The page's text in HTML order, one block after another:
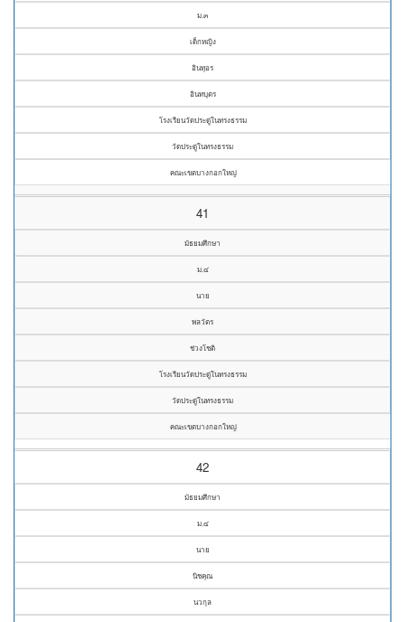
ม.๓
เด็กหญิง
อินทุอร
อินทบุตร
โรงเรียนวัดประดู่ในทรงธรรม
วัดประดู่ในทรงธรรม
คณะเขตบางกอกใหญ่
41
มัธยมศึกษา
ม.๔
นาย
พลวัตร
ช่วงโชติ
โรงเรียนวัดประดู่ในทรงธรรม
วัดประดู่ในทรงธรรม
คณะเขตบางกอกใหญ่
42
มัธยมศึกษา
ม.๔
นาย
นิชคุณ
นวกุล